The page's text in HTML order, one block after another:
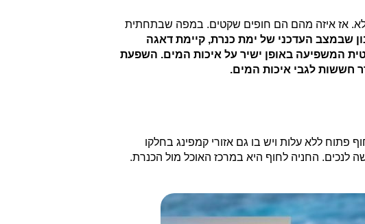
לא. אז איזה מהם הם חופים שקטים. במפה שבתחתית
שבמצב העדכני של ימת כנרת, קיימת דאגה
המשפיעה באופן ישיר על איכות המים. השפעת
חששות לגבי איכות המים.
ללא עלות ויש בו גם אזורי קמפינג בחלקו
לנכים. החניה לחוף היא במרכז האוכל מול הכנרת.